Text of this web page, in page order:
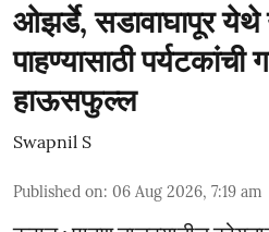
ओझर्डे, सडावाघापूर
पाहण्यासाठी पर्यटकांची
हाऊसफुल्ल
Swapnil S
Published on: 06 Aug 2026, 7:19 am